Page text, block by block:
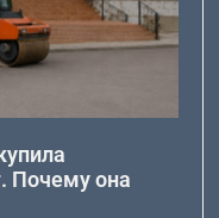
Почему она